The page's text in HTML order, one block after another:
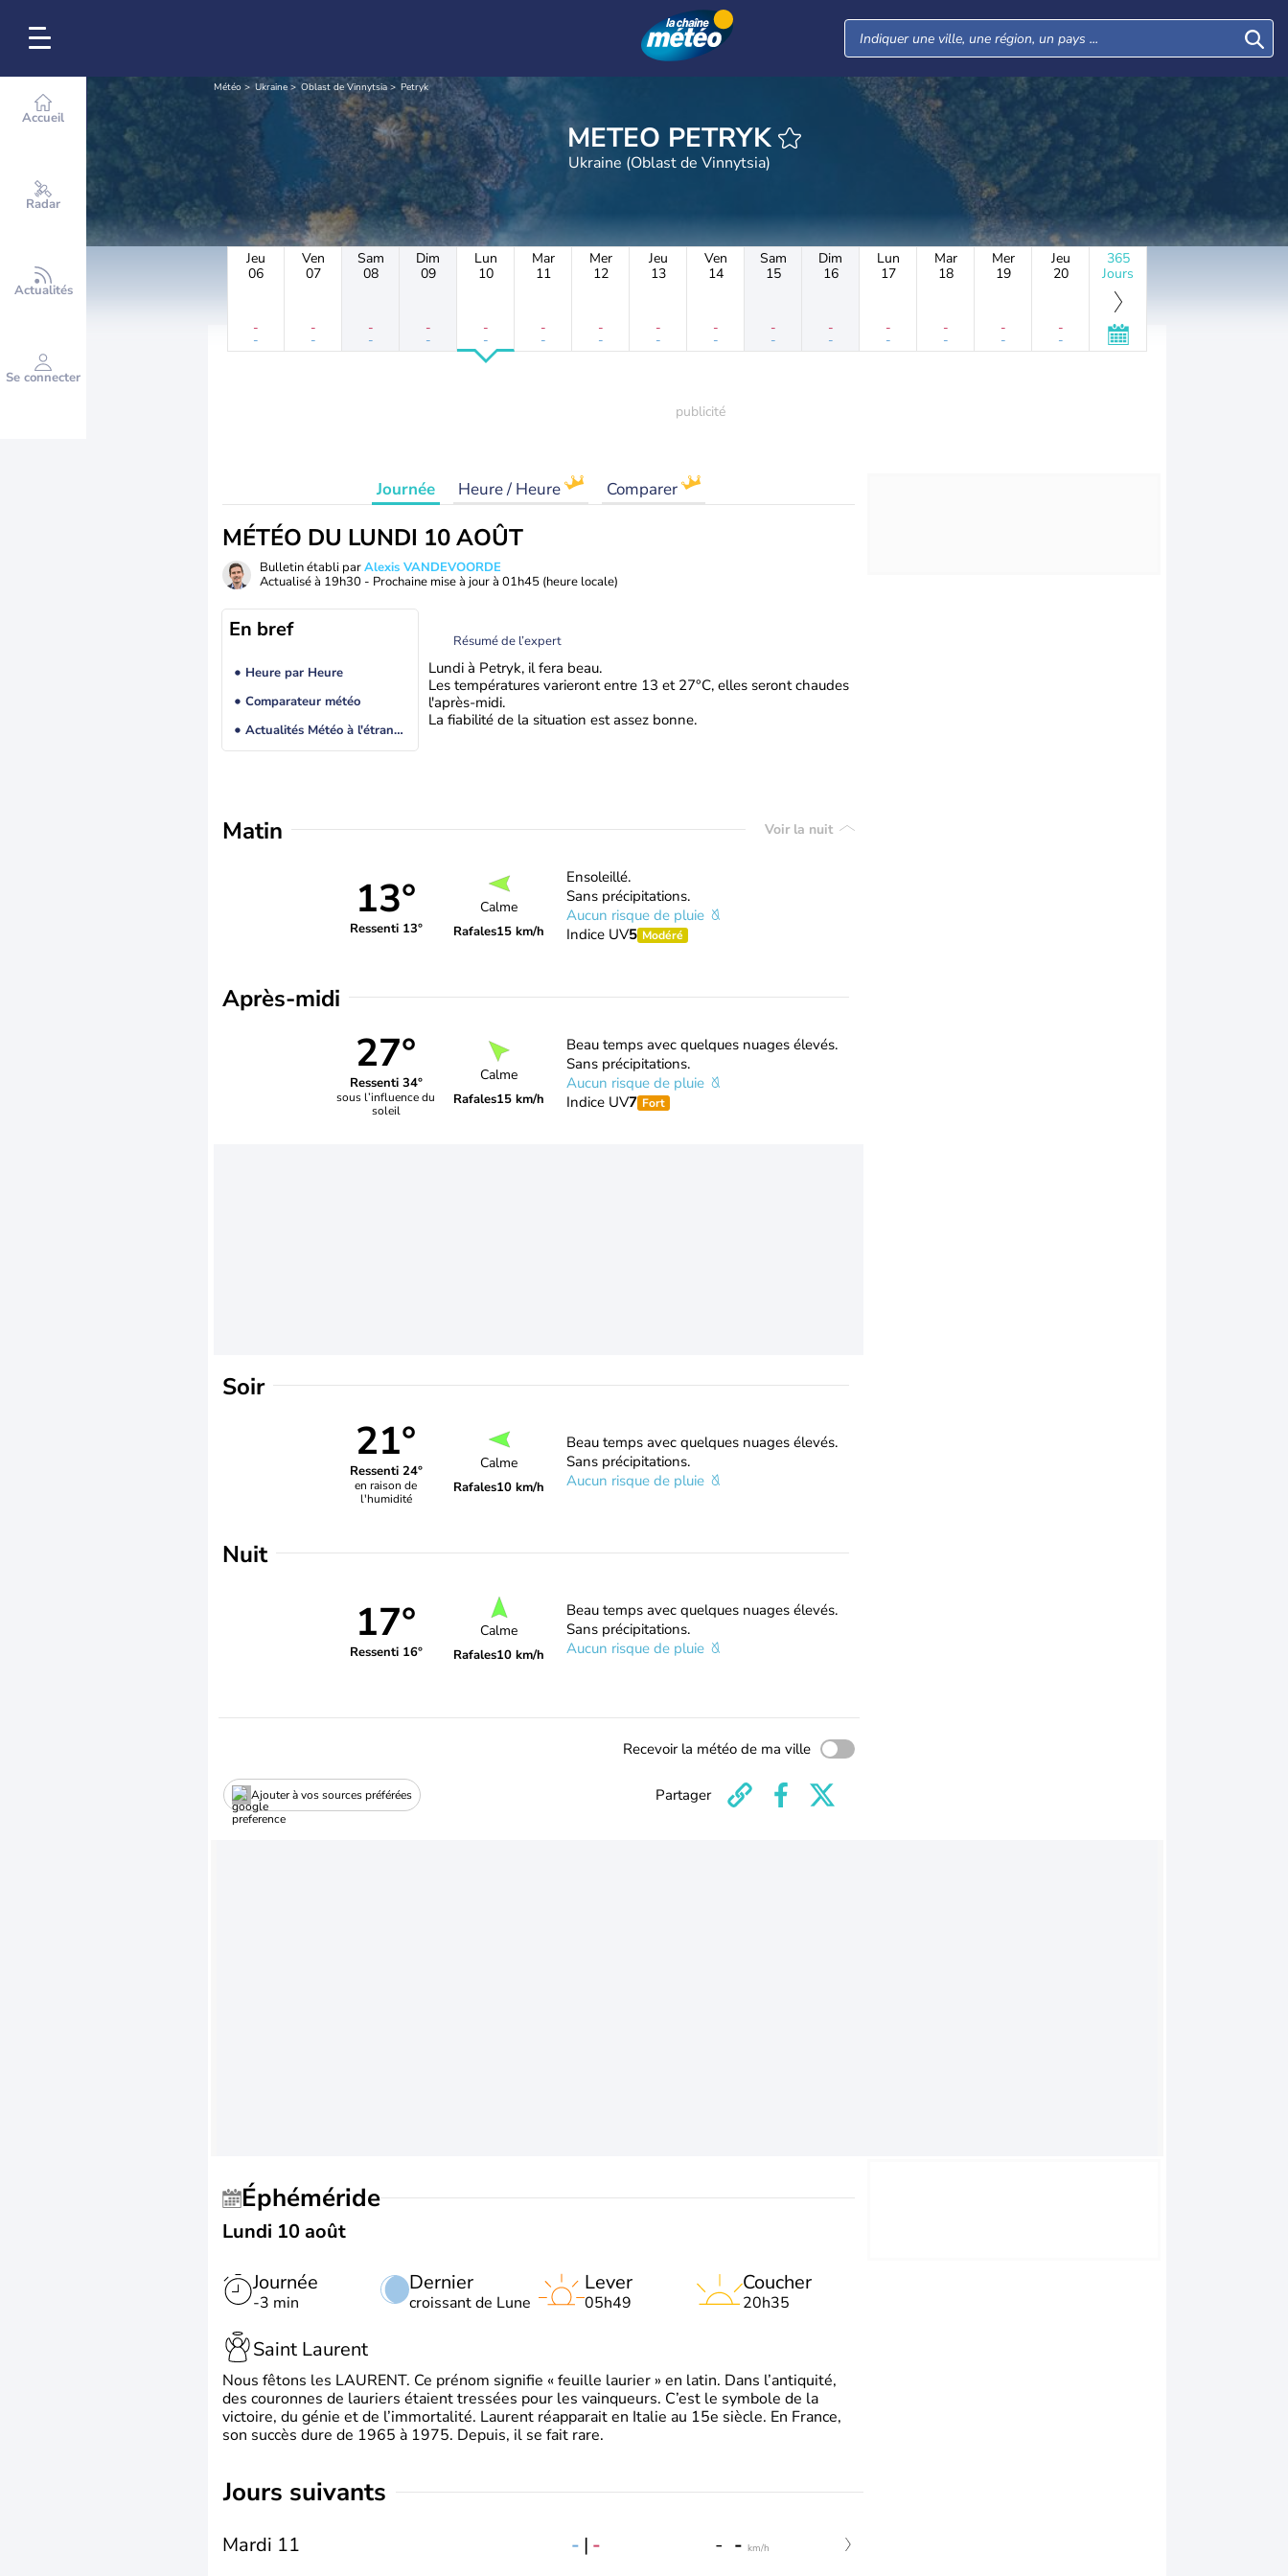
Accueil
Radar
Actualités
Se connecter
Météo Ukraine Oblast de Vinnytsia Petryk
METEO PETRYK
Ukraine (Oblast de Vinnytsia)
Jeu
06
-
-
Ven
07
-
-
Sam
08
-
-
Dim
09
-
-
Lun
10
-
-
Mar
11
-
-
Mer
12
-
-
Jeu
13
-
-
Ven
14
-
-
Sam
15
-
-
Dim
16
-
-
Lun
17
-
-
Mar
18
-
-
Mer
19
-
-
Jeu
20
-
-
365
Jours
Journée Heure / Heure Comparer
MÉTÉO DU LUNDI 10 AOÛT
Bulletin établi parAlexis VANDEVOORDE
Actualisé à 19h30 - Prochaine mise à jour à 01h45 (heure locale)
En bref
Heure par Heure
Comparateur météo
Actualités Météo à l'étranger
Résumé de l’expert
Lundi à Petryk, il fera beau.
Les températures varieront entre 13 et 27°C, elles seront chaudes
l'après-midi.
La fiabilité de la situation est assez bonne.
Matin Voir la nuit
13°
Ressenti 13°
Calme
Rafales15 km/h
Ensoleillé.
Sans précipitations.
Aucun risque de pluie
Indice UV5 Modéré
Après-midi
27°
Ressenti 34°
sous l’influence du
soleil
Calme
Rafales15 km/h
Beau temps avec quelques nuages élevés.
Sans précipitations.
Aucun risque de pluie
Indice UV7 Fort
Soir
21°
Ressenti 24°
en raison de
l'humidité
Calme
Rafales10 km/h
Beau temps avec quelques nuages élevés.
Sans précipitations.
Aucun risque de pluie
Nuit
17°
Ressenti 16°
Calme
Rafales10 km/h
Beau temps avec quelques nuages élevés.
Sans précipitations.
Aucun risque de pluie
Recevoir la météo de ma ville
Ajouter à vos sources préférées Partager
Éphéméride
Lundi 10 août
Journée
-3 min
Dernier
croissant de Lune
Lever
05h49
Coucher
20h35
Saint Laurent
Nous fêtons les LAURENT. Ce prénom signifie « feuille laurier » en latin. Dans l’antiquité,
des couronnes de lauriers étaient tressées pour les vainqueurs. C’est le symbole de la
victoire, du génie et de l’immortalité. Laurent réapparait en Italie au 15e siècle. En France,
son succès dure de 1965 à 1975. Depuis, il se fait rare.
jours suivants
Mardi 11 - | - - - km/h